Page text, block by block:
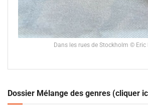
Dans les rues de Stockholm © Eric
Dossier Mélange des genres (cliquer